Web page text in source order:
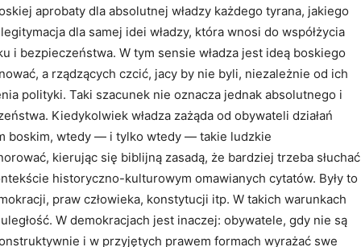
aprobaty dla absolutnej władzy każdego tyrana, jakiego
dla samej idei władzy, która wnosi do współżycia
i bezpieczeństwa. W tym sensie władza jest ideą boskiego
a rządzących czcić, jacy by nie byli, niezależnie od ich
polityki. Taki szacunek nie oznacza jednak absolutnego i
Kiedykolwiek władza zażąda od obywateli działań
boskim, wtedy — i tylko wtedy — takie ludzkie
kierując się biblijną zasadą, że bardziej trzeba słuchać
historyczno-kulturowym omawianych cytatów. Były to
praw człowieka, konstytucji itp. W takich warunkach
W demokracjach jest inaczej: obywatele, gdy nie są
i w przyjętych prawem formach wyrażać swe